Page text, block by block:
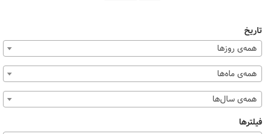
تاریخ
همه‌ی روزها
همه‌ی ماه‌ها
همه‌ی سال‌ها
فیلترها